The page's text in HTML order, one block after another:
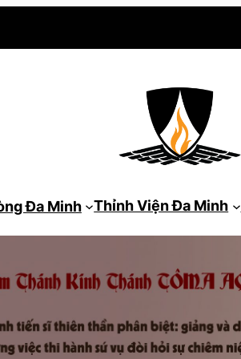
Đa Minh Thỉnh Viện Đa Minh